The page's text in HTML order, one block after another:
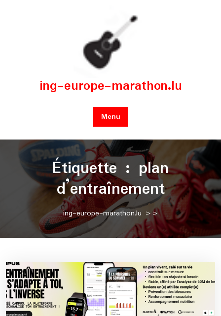
ing-europe-marathon.lu
Menu
Étiquette : plan
d’entraînement
ing-europe-marathon.lu >>